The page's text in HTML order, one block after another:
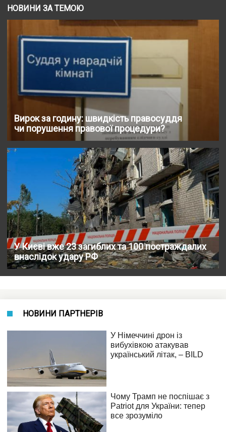
НОВИНИ ЗА ТЕМОЮ
Вирок за годину: швидкість правосуддя
чи порушення правової процедури?
У Києві вже 23 загиблих та 100 постраждалих
внаслідок удару РФ
НОВИНИ ПАРТНЕРІВ